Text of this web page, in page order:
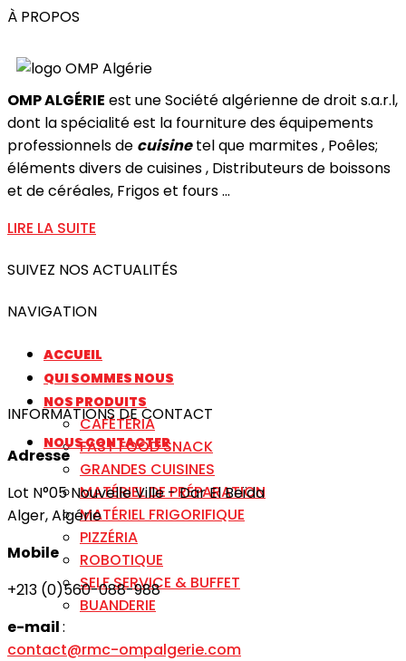
À PROPOS
OMP ALGÉRIE est une Société algérienne de droit s.a.r.l,
dont la spécialité est la fourniture des équipements
professionnels de cuisine tel que marmites , Poêles;
éléments divers de cuisines , Distributeurs de boissons
et de céréales, Frigos et fours ...
LIRE LA SUITE
SUIVEZ NOS ACTUALITÉS
NAVIGATION
ACCUEIL
QUI SOMMES NOUS
NOS PRODUITS
CAFÉTÉRIA
FAST FOOD SNACK
GRANDES CUISINES
MATÉRIEL DE PRÉPARATION
MATÉRIEL FRIGORIFIQUE
PIZZÉRIA
ROBOTIQUE
SELF SERVICE & BUFFET
BUANDERIE
NOUS CONTACTER
INFORMATIONS DE CONTACT
Adresse
Lot N°05 Nouvelle Ville - Dar El Beïda
Alger, Algérie
Mobile
+213 (0)560-088-988
e-mail:
contact@rmc-ompalgerie.com